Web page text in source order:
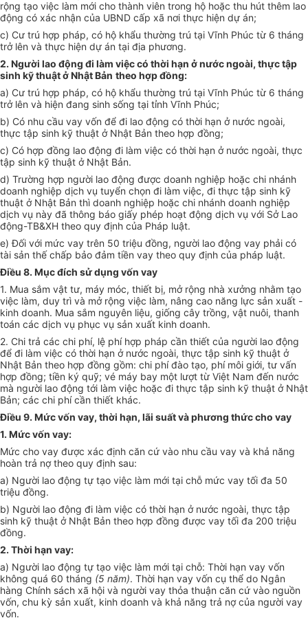
rộng tạo việc làm mới cho thành viên trong hộ hoặc thu hút thêm lao
động có xác nhận của UBND cấp xã nơi thực hiện dự án;
c) Cư trú hợp pháp, có hộ khẩu thường trú tại Vĩnh Phúc từ 6 tháng
trở lên và thực hiện dự án tại địa phương.
2. Người lao động đi làm việc có thời hạn ở nước ngoài, thực tập
sinh kỹ thuật ở Nhật Bản theo hợp đồng:
a) Cư trú hợp pháp, có hộ khẩu thường trú tại Vĩnh Phúc từ 6 tháng
trở lên và hiện đang sinh sống tại tỉnh Vĩnh Phúc;
b) Có nhu cầu vay vốn để đi lao động có thời hạn ở nước ngoài,
thực tập sinh kỹ thuật ở Nhật Bản theo hợp đồng;
c) Có hợp đồng lao động đi làm việc có thời hạn ở nước ngoài, thực
tập sinh kỹ thuật ở Nhật Bản.
d) Trường hợp người lao động được doanh nghiệp hoặc chi nhánh
doanh nghiệp dịch vụ tuyển chọn đi làm việc, đi thực tập sinh kỹ
thuật ở Nhật Bản thì doanh nghiệp hoặc chi nhánh doanh nghiệp
dịch vụ này đã thông báo giấy phép hoạt động dịch vụ với Sở Lao
động-TB&XH theo quy định của Pháp luật.
e) Đối với mức vay trên 50 triệu đồng, người lao động vay phải có
tài sản thế chấp bảo đảm tiền vay theo quy định của pháp luật.
Điều 8. Mục đích sử dụng vốn vay
1. Mua sắm vật tư, máy móc, thiết bị, mở rộng nhà xưởng nhằm tạo
việc làm, duy trì và mở rộng việc làm, nâng cao năng lực sản xuất -
kinh doanh. Mua sắm nguyên liệu, giống cây trồng, vật nuôi, thanh
toán các dịch vụ phục vụ sản xuất kinh doanh.
2. Chi trả các chi phí, lệ phí hợp pháp cần thiết của người lao động
để đi làm việc có thời hạn ở nước ngoài, thực tập sinh kỹ thuật ở
Nhật Bản theo hợp đồng gồm: chi phí đào tạo, phí môi giới, tư vấn
hợp đồng; tiền ký quỹ; vé máy bay một lượt từ Việt Nam đến nước
mà người lao động tới làm việc hoặc đi thực tập sinh kỹ thuật ở Nhật
Bản; các chi phí cần thiết khác.
Điều 9. Mức vốn vay, thời hạn, lãi suất và phương thức cho vay
1. Mức vốn vay:
Mức cho vay được xác định căn cứ vào nhu cầu vay và khả năng
hoàn trả nợ theo quy định sau:
a) Người lao động tự tạo việc làm mới tại chỗ mức vay tối đa 50
triệu đồng.
b) Người lao động đi làm việc có thời hạn ở nước ngoài, thực tập
sinh kỹ thuật ở Nhật Bản theo hợp đồng được vay tối đa 200 triệu
đồng.
2. Thời hạn vay:
a) Người lao động tự tạo việc làm mới tại chỗ: Thời hạn vay vốn
không quá 60 tháng (5 năm). Thời hạn vay vốn cụ thể do Ngân
hàng Chính sách xã hội và người vay thỏa thuận căn cứ vào nguồn
vốn, chu kỳ sản xuất, kinh doanh và khả năng trả nợ của người vay
vốn.